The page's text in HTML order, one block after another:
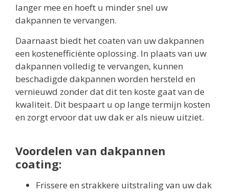
langer mee en hoeft u minder snel uw
dakpannen te vervangen.
Daarnaast biedt het coaten van uw dakpannen
een kostenefficiënte oplossing. In plaats van uw
dakpannen volledig te vervangen, kunnen
beschadigde dakpannen worden hersteld en
vernieuwd zonder dat dit ten koste gaat van de
kwaliteit. Dit bespaart u op lange termijn kosten
en zorgt ervoor dat uw dak er als nieuw uitziet.
Voordelen van dakpannen
coating:
Frissere en strakkere uitstraling van uw dak